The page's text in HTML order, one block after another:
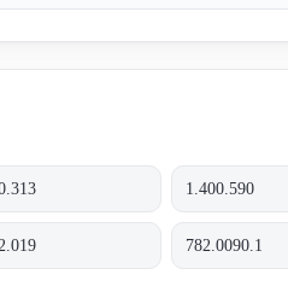
1.400.590
782.0090.1